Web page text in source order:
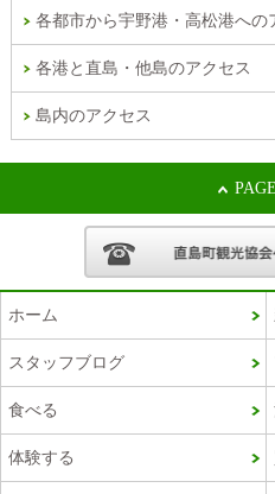
各都市から宇野港・高松港への
各港と直島・他島のアクセス
島内のアクセス
ホーム
スタッフブログ
食べる
体験する